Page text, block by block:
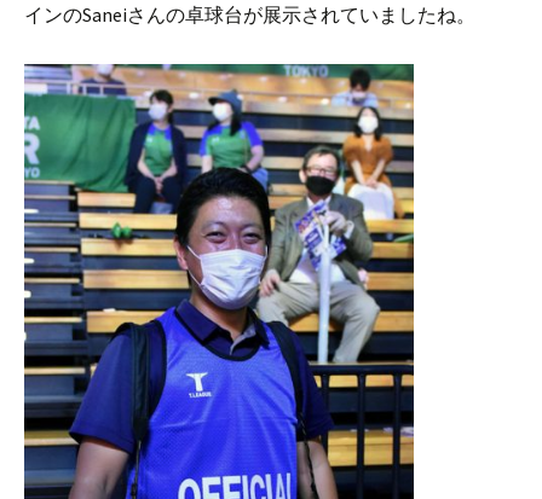
インのSaneiさんの卓球台が展示されていましたね。